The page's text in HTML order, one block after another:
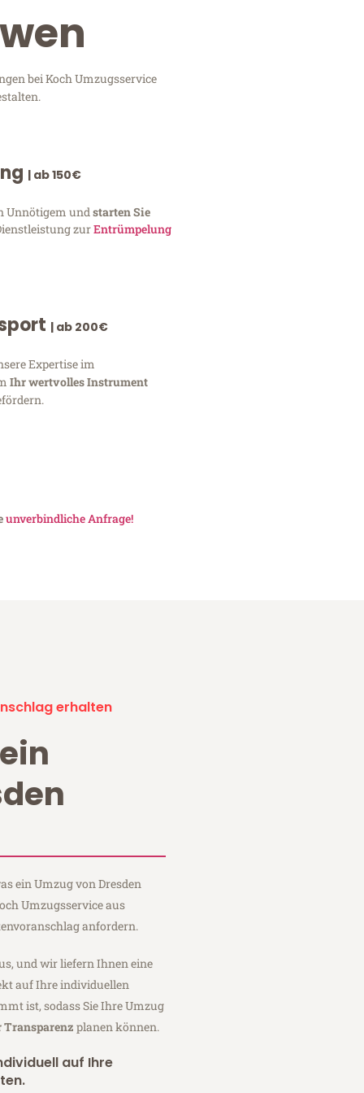
bei Koch Umzugsservice
| ab 150€
Unnötigem und starten Sie
zurEntrümpelung
| ab 200€
Expertise im
Ihr wertvolles Instrument
unverbindliche Anfrage!
erhalten
ein Umzug von Dresden
Umzugsservice aus
anfordern.
und wir liefern Ihnen eine
auf Ihre individuellen
ist, sodass Sie Ihre Umzug
Transparenz planen können.
auf Ihre